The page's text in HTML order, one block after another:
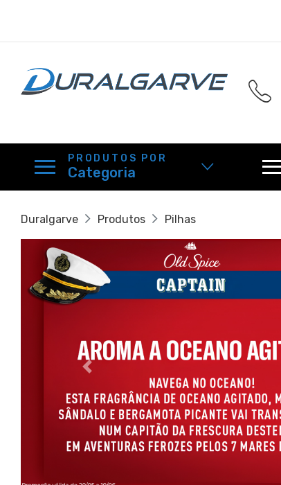
PRODUTOS POR
Categoria
Duralgarve Produtos Pilhas